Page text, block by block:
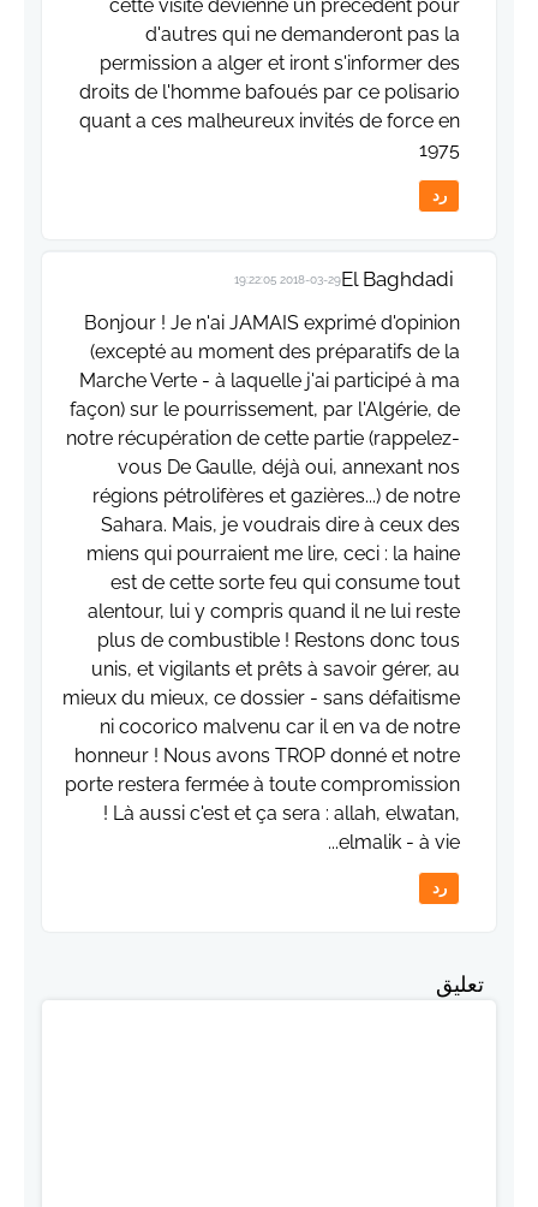
cette visite devienne un précédent pour
d'autres qui ne demanderont pas la
permission a alger et iront s'informer des
droits de l'homme bafoués par ce polisario
quant a ces malheureux invités de force en
1975
رد
El Baghdadi
2018-03-29 19:22:05
Bonjour ! Je n'ai JAMAIS exprimé d'opinion
(excepté au moment des préparatifs de la
Marche Verte - à laquelle j'ai participé à ma
façon) sur le pourrissement, par l'Algérie, de
notre récupération de cette partie (rappelez-
vous De Gaulle, déjà oui, annexant nos
régions pétrolifères et gazières...) de notre
Sahara. Mais, je voudrais dire à ceux des
miens qui pourraient me lire, ceci : la haine
est de cette sorte feu qui consume tout
alentour, lui y compris quand il ne lui reste
plus de combustible ! Restons donc tous
unis, et vigilants et prêts à savoir gérer, au
mieux du mieux, ce dossier - sans défaitisme
ni cocorico malvenu car il en va de notre
honneur ! Nous avons TROP donné et notre
porte restera fermée à toute compromission
! Là aussi c'est et ça sera : allah, elwatan,
elmalik - à vie...
رد
تعليق